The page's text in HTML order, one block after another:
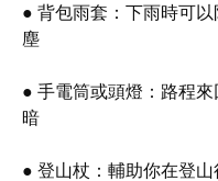
● 背包雨套：下雨時可
塵
● 手電筒或頭燈：路程
暗
● 登山杖：輔助你在登